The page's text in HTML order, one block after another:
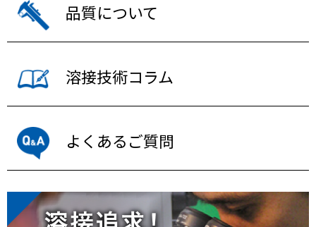
品質について
溶接技術コラム
よくあるご質問